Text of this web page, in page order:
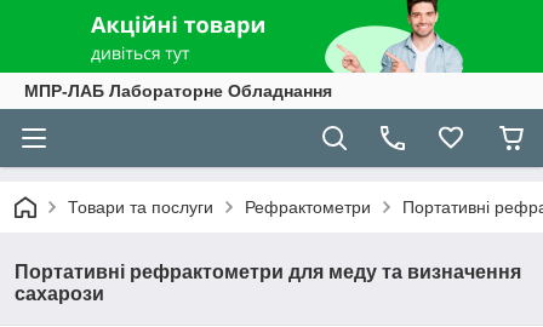
МПР-ЛАБ Лабораторне Обладнання
Товари та послуги Рефрактометри Портативні
Портативні рефрактометри для меду та визначення
сахарози